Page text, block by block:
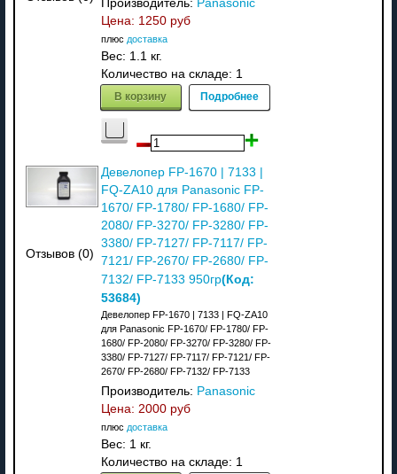
Производитель: Panasonic
Цена: 1250 руб
плюс доставка
Вес: 1.1 кг.
Количество на складе: 1
В корзину Подробнее
Отзывов (0)
Девелопер FP-1670 | 7133 |
FQ-ZA10 для Panasonic FP-
1670/ FP-1780/ FP-1680/ FP-
2080/ FP-3270/ FP-3280/ FP-
3380/ FP-7127/ FP-7117/ FP-
7121/ FP-2670/ FP-2680/ FP-
7132/ FP-7133 950гр(Код:
53684)
Девелопер FP-1670 | 7133 | FQ-ZA10
для Panasonic FP-1670/ FP-1780/ FP-
1680/ FP-2080/ FP-3270/ FP-3280/ FP-
3380/ FP-7127/ FP-7117/ FP-7121/ FP-
2670/ FP-2680/ FP-7132/ FP-7133
Производитель: Panasonic
Цена: 2000 руб
плюс доставка
Вес: 1 кг.
Количество на складе: 1